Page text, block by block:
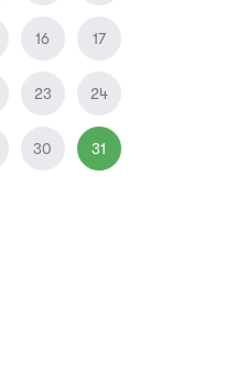
16 17
23 24
30 31